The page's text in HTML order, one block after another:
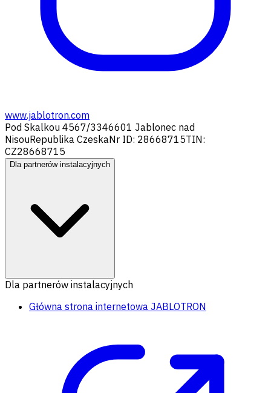
www.jablotron.com
Pod Skalkou 4567/3346601 Jablonec nad
NisouRepublika CzeskaNr ID: 28668715TIN:
CZ28668715
Dla partnerów instalacyjnych
Dla partnerów instalacyjnych
Główna strona internetowa JABLOTRON